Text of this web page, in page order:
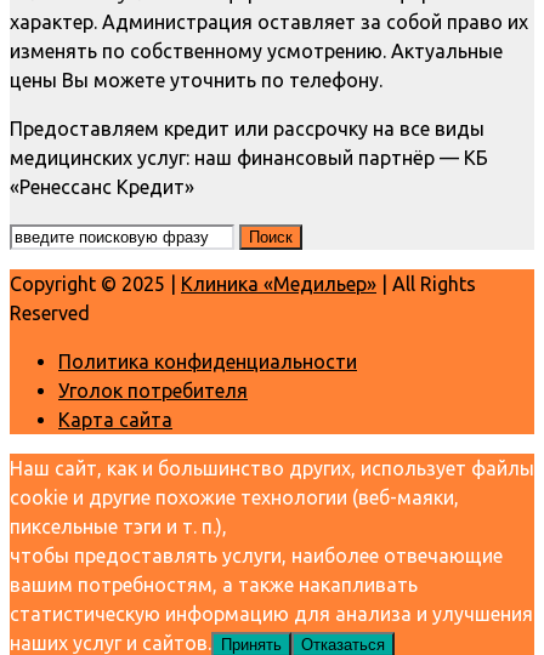
характер. Администрация оставляет за собой право их
изменять по собственному усмотрению. Актуальные
цены Вы можете уточнить по телефону.
Предоставляем кредит или рассрочку на все виды
медицинских услуг: наш финансовый партнёр — КБ
«Ренессанс Кредит»
Copyright © 2025 | Клиника «Медильер» | All Rights
Reserved
Политика конфиденциальности
Уголок потребителя
Карта сайта
Наш сайт, как и большинство других, использует файлы
cookie и другие похожие технологии (веб-маяки,
пиксельные тэги и т. п.),
чтобы предоставлять услуги, наиболее отвечающие
вашим потребностям, а также накапливать
статистическую информацию для анализа и улучшения
наших услуг и сайтов. Принять
Отказаться